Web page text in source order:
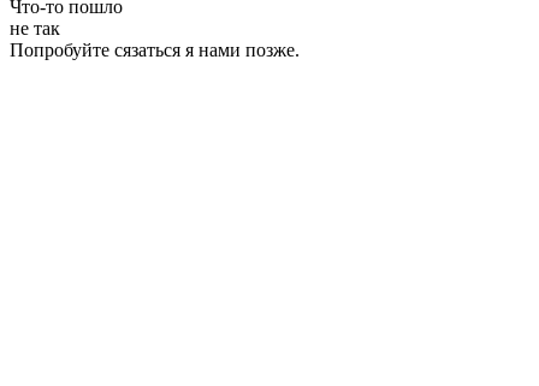
Что-то пошло
не так
Попробуйте сязаться я нами позже.